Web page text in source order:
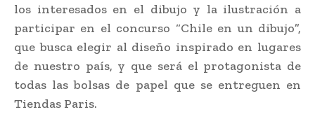
los interesados en el dibujo y la ilustración a
participar en el concurso “Chile en un dibujo”,
que busca elegir al diseño inspirado en lugares
de nuestro país, y que será el protagonista de
todas las bolsas de papel que se entreguen en
Tiendas Paris.